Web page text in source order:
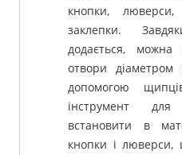
кнопки,
заклепки.
додається,
отвори
допомогою
інструмент
встановити в
кнопки і